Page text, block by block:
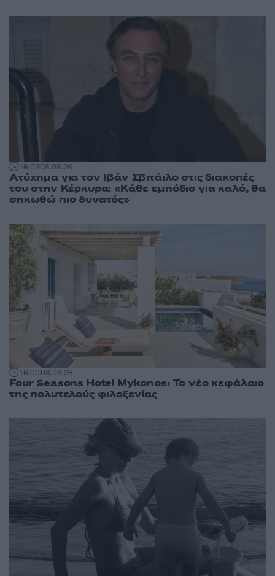
16:0208.08.26
Ατύχημα για τον Ιβάν Σβιτάιλο στις διακοπές
του στην Κέρκυρα: «Κάθε εμπόδιο για καλό, θα
σηκωθώ πιο δυνατός»
16:0008.08.26
Four Seasons Hotel Mykonos: Το νέο κεφάλαιο
της πολυτελούς φιλοξενίας